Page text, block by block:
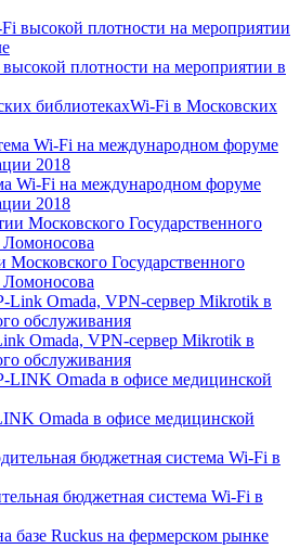
плотности на мероприятии в
Wi-Fi в Московских
Wi-Fi на международном форуме
2018
Государственного
Omada, VPN-сервер Mikrotik в
обслуживания
Omada в офисе медицинской
бюджетная система Wi-Fi в